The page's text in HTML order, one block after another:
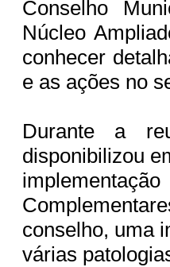
Conselho
Núcleo
conhecer
e as ações no
Durante a
disponibilizou
conselho, uma
várias